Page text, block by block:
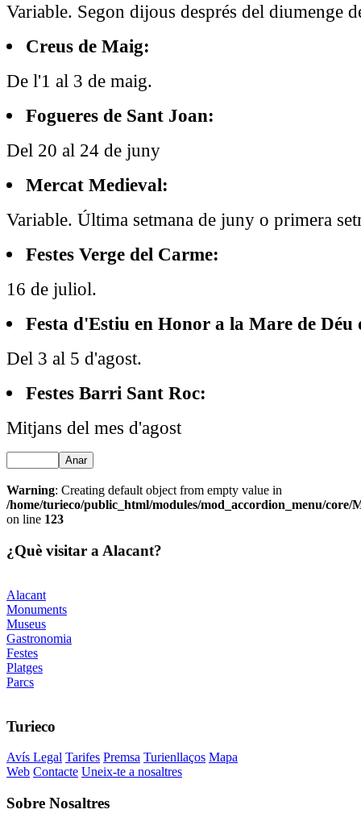
Variable. Segon dijous després del diumenge
Creus de Maig:
De l'1 al 3 de maig.
Fogueres de Sant Joan:
Del 20 al 24 de juny
Mercat Medieval:
Variable. Última setmana de juny o primera
Festes Verge del Carme:
16 de juliol.
Festa d'Estiu en Honor a la Mare de Déu
Del 3 al 5 d'agost.
Festes Barri Sant Roc:
Mitjans del mes d'agost
Anar
Warning: Creating default object from empty value in
/home/turieco/public_html/modules/mod_accordion_menu/core/
on line 123
¿Què visitar a Alacant?
Alacant
Monuments
Museus
Gastronomia
Festes
Platges
Parcs
Turieco
Avís Legal Tarifes Premsa Turienllaços Mapa
Web Contacte Uneix-te a nosaltres
Sobre Nosaltres